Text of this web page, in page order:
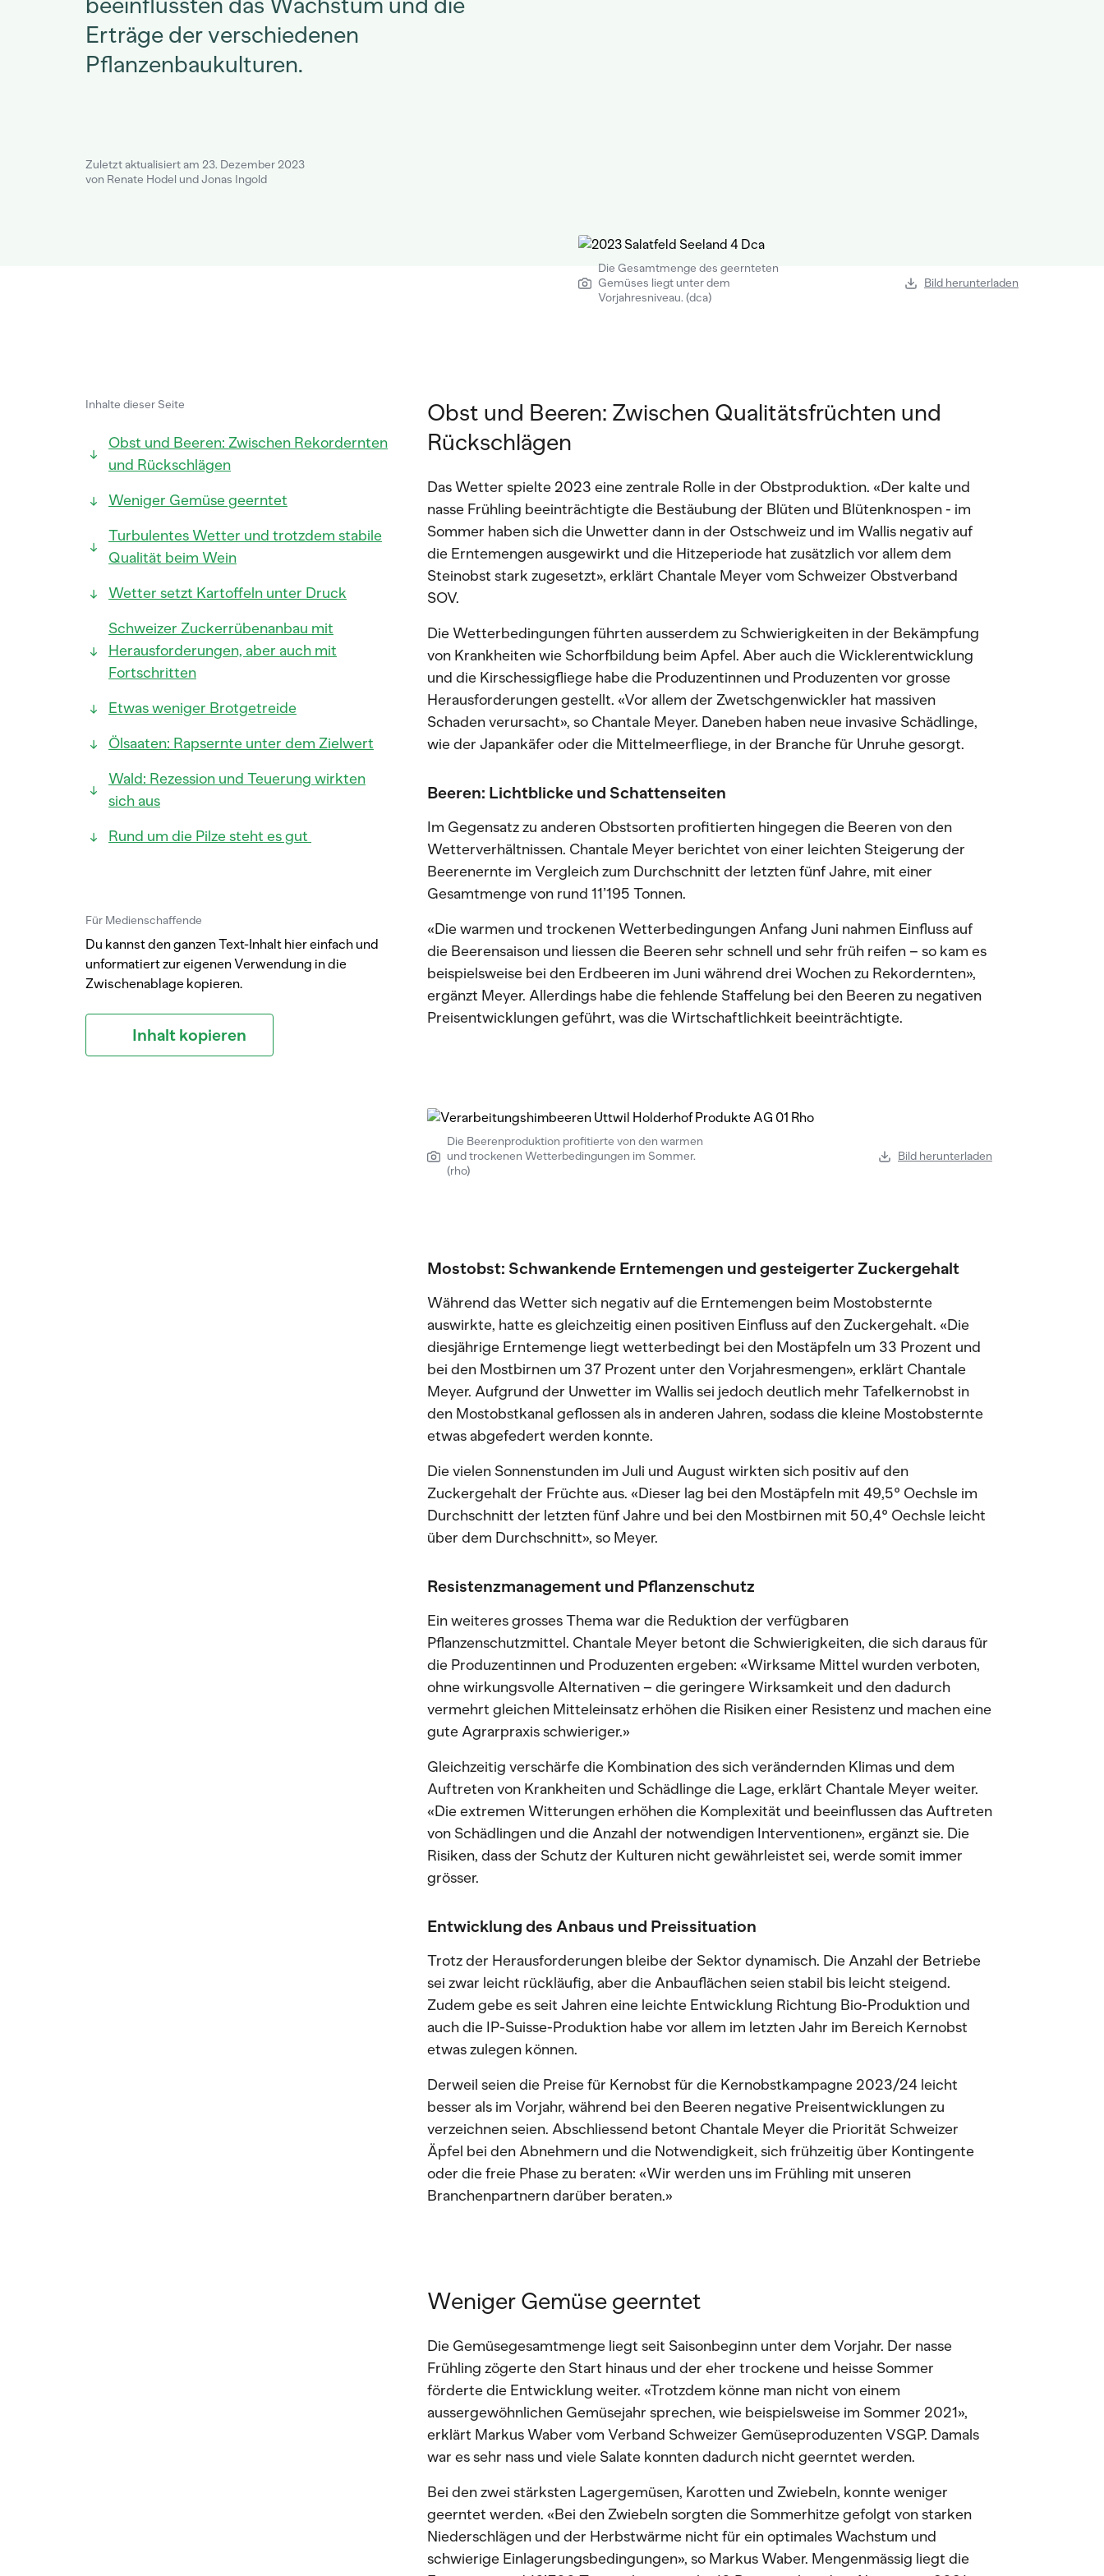
Erträge der verschiedenen
Pflanzenbaukulturen.
Zuletzt aktualisiert am 23. Dezember 2023
von Renate Hodel und Jonas Ingold
Die Gesamtmenge des geernteten
Gemüses liegt unter dem
Vorjahresniveau. (dca)
Bild herunterladen
Inhalte dieser Seite
Obst und Beeren: Zwischen Rekordernten
und Rückschlägen
Weniger Gemüse geerntet
Turbulentes Wetter und trotzdem stabile
Qualität beim Wein
Wetter setzt Kartoffeln unter Druck
Schweizer Zuckerrübenanbau mit
Herausforderungen, aber auch mit
Fortschritten
Etwas weniger Brotgetreide
Ölsaaten: Rapsernte unter dem Zielwert
Wald: Rezession und Teuerung wirkten
sich aus
Rund um die Pilze steht es gut
Für Medienschaffende
Du kannst den ganzen Text-Inhalt hier einfach und
unformatiert zur eigenen Verwendung in die
Zwischenablage kopieren.
Inhalt kopieren
Obst und Beeren: Zwischen Qualitätsfrüchten und
Rückschlägen
Das Wetter spielte 2023 eine zentrale Rolle in der Obstproduktion. «Der kalte und
nasse Frühling beeinträchtigte die Bestäubung der Blüten und Blütenknospen - im
Sommer haben sich die Unwetter dann in der Ostschweiz und im Wallis negativ auf
die Erntemengen ausgewirkt und die Hitzeperiode hat zusätzlich vor allem dem
Steinobst stark zugesetzt», erklärt Chantale Meyer vom Schweizer Obstverband
SOV.
Die Wetterbedingungen führten ausserdem zu Schwierigkeiten in der Bekämpfung
von Krankheiten wie Schorfbildung beim Apfel. Aber auch die Wicklerentwicklung
und die Kirschessigfliege habe die Produzentinnen und Produzenten vor grosse
Herausforderungen gestellt. «Vor allem der Zwetschgenwickler hat massiven
Schaden verursacht», so Chantale Meyer. Daneben haben neue invasive Schädlinge,
wie der Japankäfer oder die Mittelmeerfliege, in der Branche für Unruhe gesorgt.
Beeren: Lichtblicke und Schattenseiten
Im Gegensatz zu anderen Obstsorten profitierten hingegen die Beeren von den
Wetterverhältnissen. Chantale Meyer berichtet von einer leichten Steigerung der
Beerenernte im Vergleich zum Durchschnitt der letzten fünf Jahre, mit einer
Gesamtmenge von rund 11’195 Tonnen.
«Die warmen und trockenen Wetterbedingungen Anfang Juni nahmen Einfluss auf
die Beerensaison und liessen die Beeren sehr schnell und sehr früh reifen – so kam es
beispielsweise bei den Erdbeeren im Juni während drei Wochen zu Rekordernten»,
ergänzt Meyer. Allerdings habe die fehlende Staffelung bei den Beeren zu negativen
Preisentwicklungen geführt, was die Wirtschaftlichkeit beeinträchtigte.
Die Beerenproduktion profitierte von den warmen
und trockenen Wetterbedingungen im Sommer.
(rho)
Bild herunterladen
Mostobst: Schwankende Erntemengen und gesteigerter Zuckergehalt
Während das Wetter sich negativ auf die Erntemengen beim Mostobsternte
auswirkte, hatte es gleichzeitig einen positiven Einfluss auf den Zuckergehalt. «Die
diesjährige Erntemenge liegt wetterbedingt bei den Mostäpfeln um 33 Prozent und
bei den Mostbirnen um 37 Prozent unter den Vorjahresmengen», erklärt Chantale
Meyer. Aufgrund der Unwetter im Wallis sei jedoch deutlich mehr Tafelkernobst in
den Mostobstkanal geflossen als in anderen Jahren, sodass die kleine Mostobsternte
etwas abgefedert werden konnte.
Die vielen Sonnenstunden im Juli und August wirkten sich positiv auf den
Zuckergehalt der Früchte aus. «Dieser lag bei den Mostäpfeln mit 49,5° Oechsle im
Durchschnitt der letzten fünf Jahre und bei den Mostbirnen mit 50,4° Oechsle leicht
über dem Durchschnitt», so Meyer.
Resistenzmanagement und Pflanzenschutz
Ein weiteres grosses Thema war die Reduktion der verfügbaren
Pflanzenschutzmittel. Chantale Meyer betont die Schwierigkeiten, die sich daraus für
die Produzentinnen und Produzenten ergeben: «Wirksame Mittel wurden verboten,
ohne wirkungsvolle Alternativen – die geringere Wirksamkeit und den dadurch
vermehrt gleichen Mitteleinsatz erhöhen die Risiken einer Resistenz und machen eine
gute Agrarpraxis schwieriger.»
Gleichzeitig verschärfe die Kombination des sich verändernden Klimas und dem
Auftreten von Krankheiten und Schädlinge die Lage, erklärt Chantale Meyer weiter.
«Die extremen Witterungen erhöhen die Komplexität und beeinflussen das Auftreten
von Schädlingen und die Anzahl der notwendigen Interventionen», ergänzt sie. Die
Risiken, dass der Schutz der Kulturen nicht gewährleistet sei, werde somit immer
grösser.
Entwicklung des Anbaus und Preissituation
Trotz der Herausforderungen bleibe der Sektor dynamisch. Die Anzahl der Betriebe
sei zwar leicht rückläufig, aber die Anbauflächen seien stabil bis leicht steigend.
Zudem gebe es seit Jahren eine leichte Entwicklung Richtung Bio-Produktion und
auch die IP-Suisse-Produktion habe vor allem im letzten Jahr im Bereich Kernobst
etwas zulegen können.
Derweil seien die Preise für Kernobst für die Kernobstkampagne 2023/24 leicht
besser als im Vorjahr, während bei den Beeren negative Preisentwicklungen zu
verzeichnen seien. Abschliessend betont Chantale Meyer die Priorität Schweizer
Äpfel bei den Abnehmern und die Notwendigkeit, sich frühzeitig über Kontingente
oder die freie Phase zu beraten: «Wir werden uns im Frühling mit unseren
Branchenpartnern darüber beraten.»
Weniger Gemüse geerntet
Die Gemüsegesamtmenge liegt seit Saisonbeginn unter dem Vorjahr. Der nasse
Frühling zögerte den Start hinaus und der eher trockene und heisse Sommer
förderte die Entwicklung weiter. «Trotzdem könne man nicht von einem
aussergewöhnlichen Gemüsejahr sprechen, wie beispielsweise im Sommer 2021»,
erklärt Markus Waber vom Verband Schweizer Gemüseproduzenten VSGP. Damals
war es sehr nass und viele Salate konnten dadurch nicht geerntet werden.
Bei den zwei stärksten Lagergemüsen, Karotten und Zwiebeln, konnte weniger
geerntet werden. «Bei den Zwiebeln sorgten die Sommerhitze gefolgt von starken
Niederschlägen und der Herbstwärme nicht für ein optimales Wachstum und
schwierige Einlagerungsbedingungen», so Markus Waber. Mengenmässig liegt die